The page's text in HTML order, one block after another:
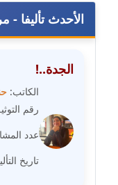
مدونة
مدونة
عاملة
مدونة
الأحدث تأليفا -
الجدة..!
الكاتب:
رقم
عدد
تاريخ